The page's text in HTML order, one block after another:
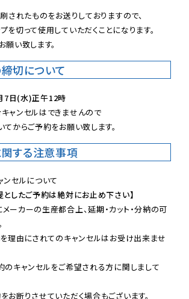
されたものをお送りしておりますので、
を切って使用していただくことになります。
い致します。
切について
7日(水)正午12時
ャンセルはできませんので
てからご予約をお願い致します。
する注意事項
としたご予約は絶対にお止め下さい】
ーカーの生産都合上、延期・カット・分納の可
を理由にされてのキャンセルはお受け出来ませ
のキャンセルをご希望される方に関しまして
お断りさせていただく場合もございます。